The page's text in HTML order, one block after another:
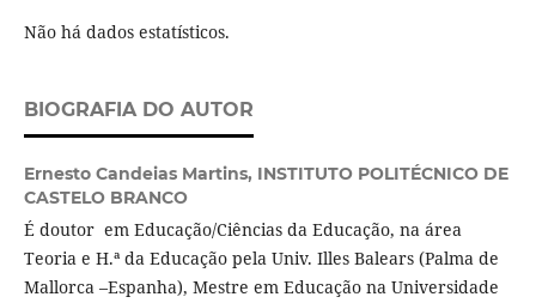
Não há dados estatísticos.
BIOGRAFIA DO AUTOR
Ernesto Candeias Martins, INSTITUTO POLITÉCNICO DE
CASTELO BRANCO
É doutor em Educação/Ciências da Educação, na área
Teoria e H.ª da Educação pela Univ. Illes Balears (Palma de
Mallorca –Espanha), Mestre em Educação na Universidade